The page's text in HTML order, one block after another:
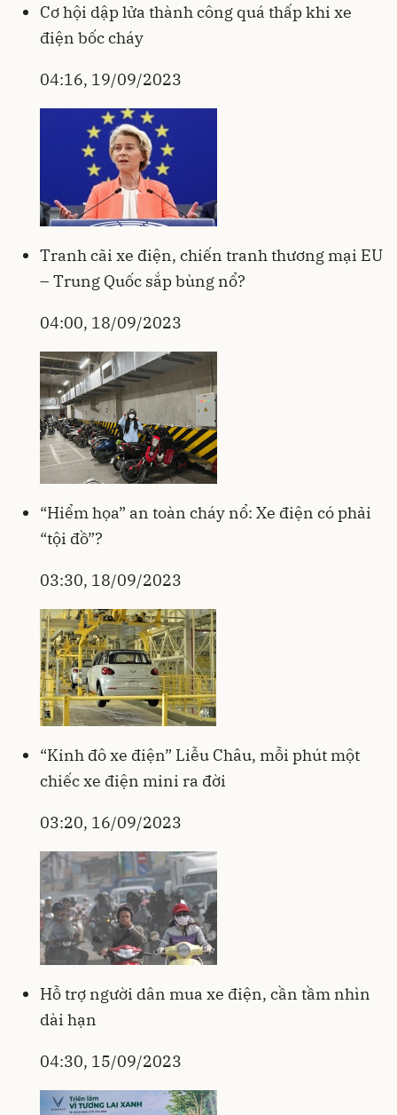
Cơ hội dập lửa thành công quá thấp khi xe
điện bốc cháy
04:16, 19/09/2023
Tranh cãi xe điện, chiến tranh thương mại EU
– Trung Quốc sắp bùng nổ?
04:00, 18/09/2023
“Hiểm họa” an toàn cháy nổ: Xe điện có phải
“tội đồ”?
03:30, 18/09/2023
“Kinh đô xe điện” Liễu Châu, mỗi phút một
chiếc xe điện mini ra đời
03:20, 16/09/2023
Hỗ trợ người dân mua xe điện, cần tầm nhìn
dài hạn
04:30, 15/09/2023